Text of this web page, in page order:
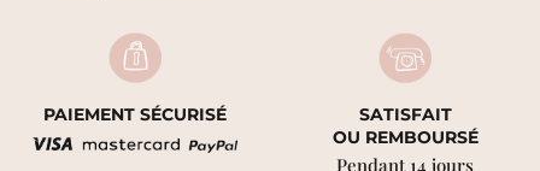
PAIEMENT SÉCURISÉ
SATISFAIT
OU REMBOURSÉ
Pendant 14 jours